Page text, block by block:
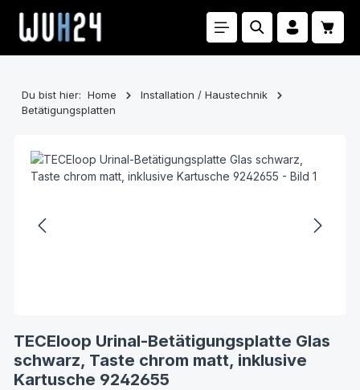
Zum Hauptinhalt springen
Du bist hier: Home
Installation / Haustechnik
Betätigungsplatten
TECEloop Urinal-Betätigungsplatte Glas
schwarz, Taste chrom matt, inklusive
Kartusche 9242655